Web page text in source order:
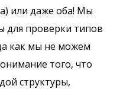
или даже оба! Мы
для проверки типов
как мы не можем
того, что
структуры,